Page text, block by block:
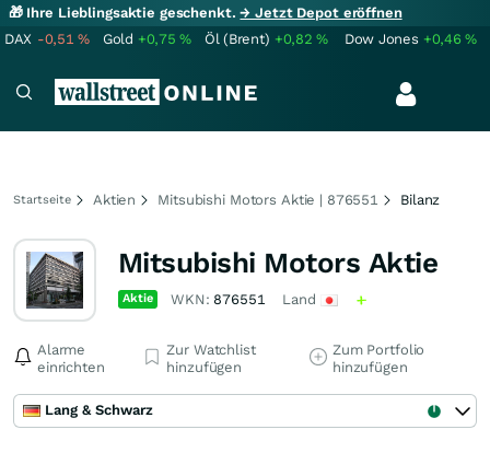
🎁 Ihre Lieblingsaktie geschenkt.→ Jetzt Depot eröffnen
DAX -0,51% Gold +0,75% Öl (Brent) +0,82% Dow Jones +0,46%
Startseite Aktien Mitsubishi Motors Aktie | 876551 Bilanz
Mitsubishi Motors Aktie
Aktie WKN: 876551 Land
Alarme
einrichten
Zur Watchlist
hinzufügen
Zum Portfolio
hinzufügen
Lang & Schwarz